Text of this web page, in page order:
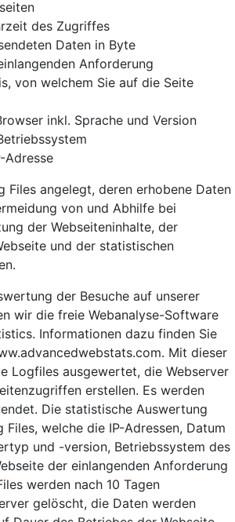
des Zugriffes
Daten in Byte
Anforderung
von welchem Sie auf die Seite
inkl. Sprache und Version
Adresse
Files angelegt, deren erhobene Daten
von und Abhilfe bei
der Webseiteninhalte, der
und der statistischen
der Besuche auf unserer
wir die freie Webanalyse-Software
Informationen dazu finden Sie
Mit dieser
Logfiles ausgewertet, die Webserver
erstellen. Es werden
Die statistische Auswertung
welche die IP-Adressen, Datum
und -version, Betriebssystem des
der einlangenden Anforderung
werden nach 10 Tagen
gelöscht, die Daten werden